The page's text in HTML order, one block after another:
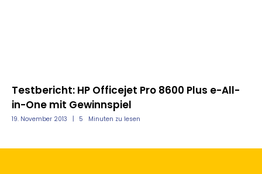
Testbericht: HP Officejet Pro 8600 Plus e-All-
in-One mit Gewinnspiel
19. November 2013 5 Minuten zu lesen